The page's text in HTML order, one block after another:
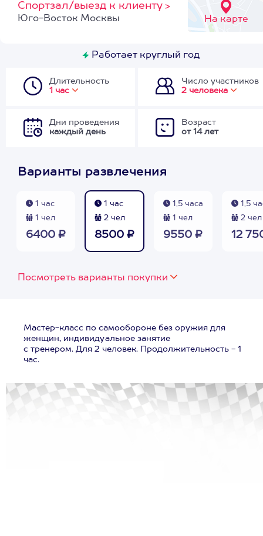
Спортзал/выезд к клиенту >
На карте
Юго-Восток Москвы
Работает круглый год
Длительность
1 час
Число участников
2 человека
Дни проведения
каждый день
Возраст
от 14 лет
Варианты развлечения
1 час
1 чел
6400 ₽
1 час
2 чел
8500 ₽
1,5 часа
1 чел
9550 ₽
1,5
2 чел
12
Посмотреть варианты покупки
Мастер-класс по самообороне без оружия для
женщин, индивидуальное занятие
с тренером. Для 2 человек. Продолжительность - 1
час.